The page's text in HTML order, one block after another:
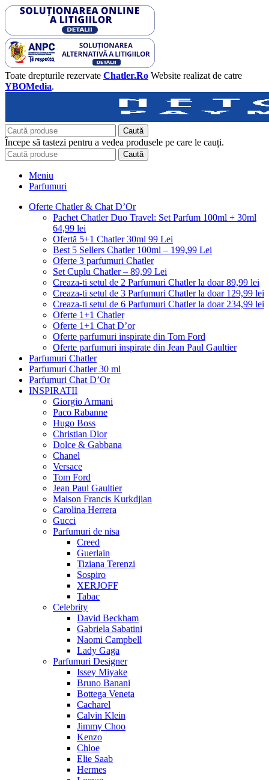
Toate drepturile rezervate Chatler.Ro Website realizat de catre
YBOMedia.
Caută
Începe să tastezi pentru a vedea produsele pe care le cauți.
Caută
Meniu
Parfumuri
Oferte Chatler & Chat D’Or
Pachet Chatler Duo Travel: Set Parfum 100ml + 30ml
64,99 lei
Ofertă 5+1 Chatler 30ml 99 Lei
Best 5 Sellers Chatler 100ml – 199,99 Lei
Oferte 3 parfumuri Chatler
Set Cuplu Chatler – 89,99 Lei
Creaza-ti setul de 2 Parfumuri Chatler la doar 89,99 lei
Creaza-ti setul de 3 Parfumuri Chatler la doar 129,99 lei
Creaza-ti setul de 6 Parfumuri Chatler la doar 234,99 lei
Oferte 1+1 Chatler
Oferte 1+1 Chat D’or
Oferte parfumuri inspirate din Tom Ford
Oferte parfumuri inspirate din Jean Paul Gaultier
Parfumuri Chatler
Parfumuri Chatler 30 ml
Parfumuri Chat D’Or
INSPIRATII
Giorgio Armani
Paco Rabanne
Hugo Boss
Christian Dior
Dolce & Gabbana
Chanel
Versace
Tom Ford
Jean Paul Gaultier
Maison Francis Kurkdjian
Carolina Herrera
Gucci
Parfumuri de nisa
Creed
Guerlain
Tiziana Terenzi
Sospiro
XERJOFF
Tabac
Celebrity
David Beckham
Gabriela Sabatini
Naomi Campbell
Lady Gaga
Parfumuri Designer
Issey Miyake
Bruno Banani
Bottega Veneta
Cacharel
Calvin Klein
Jimmy Choo
Kenzo
Chloe
Elie Saab
Hermes